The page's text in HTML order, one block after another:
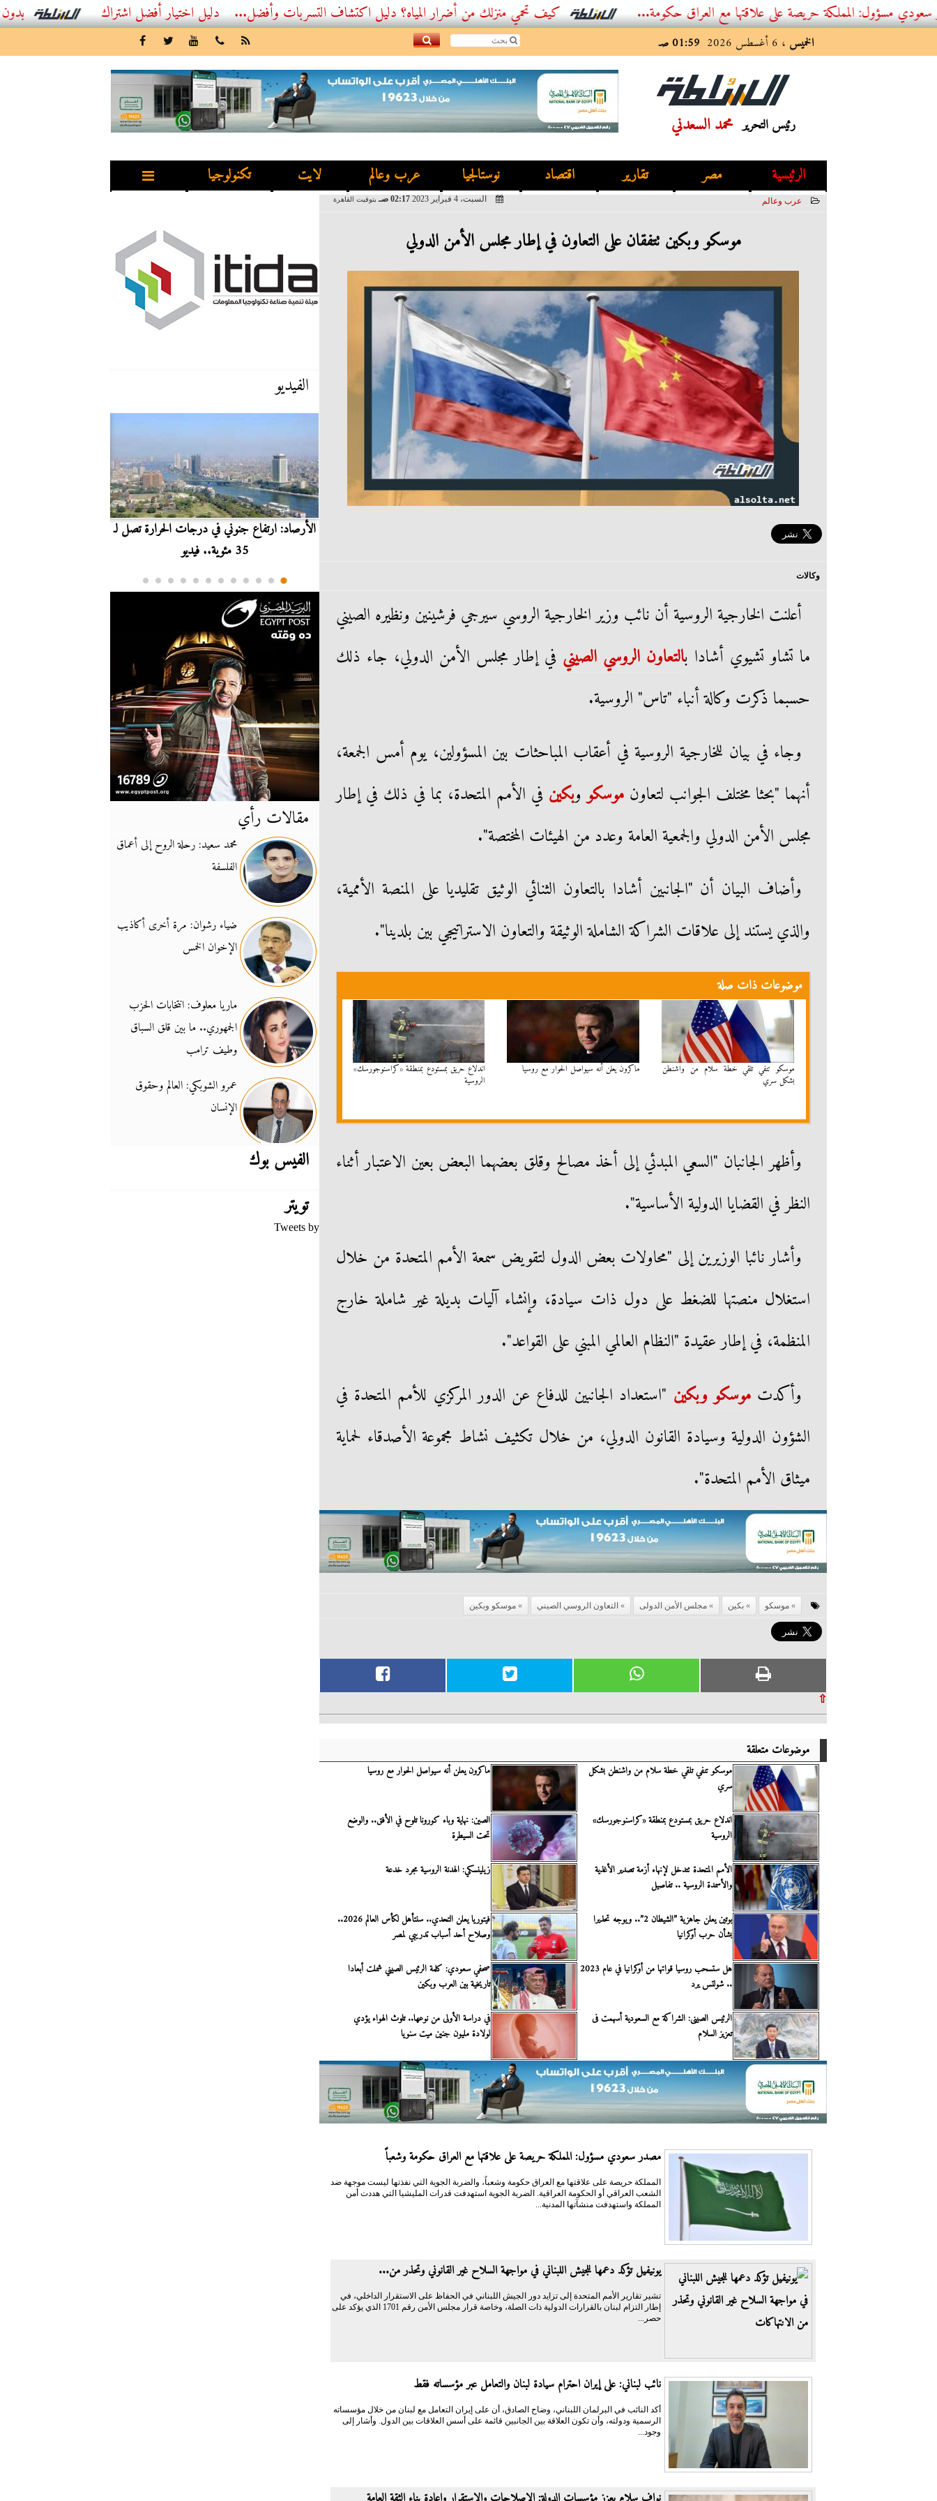
أفضل اشتراك IPTV بدون تقطيع 2026 – دليل المشاهد العصري المملكة حريصة على علاقتها مع العراق حكومة... كيف تحمي منزلك من أضرار المياه؟ دليل اكتشاف التسربات وأفضل...
الخميس ، 6 أغسطس 2026 01:59 صـ
رئيس التحرير محمد السعدني
الرئيسية مصر تقارير اقتصاد نوستالجيا عرب وعالم لايت تكنولوجيا
عرب وعالم السبت، 4 فبراير 2023 02:17 صـ بتوقيت القاهرة
موسكو وبكين تتفقان على التعاون في إطار مجلس الأمن الدولي
وكالات
أعلنت الخارجية الروسية أن نائب وزير الخارجية الروسي سيرجي فرشينين ونظيره الصيني
ما تشاو تشيوي أشادا بالتعاون الروسي الصيني في إطار مجلس الأمن الدولي، جاء ذلك
حسبما ذكرت وكالة أنباء "تاس" الروسية.
وجاء في بيان للخارجية الروسية في أعقاب المباحثات بين المسؤولين، يوم أمس الجمعة،
أنهما "بحثا مختلف الجوانب لتعاون موسكووبكين في الأمم المتحدة، بما في ذلك في إطار
مجلس الأمن الدولي والجمعية العامة وعدد من الهيئات المختصة".
وأضاف البيان أن "الجانبين أشادا بالتعاون الثنائي الوثيق تقليديا على المنصة الأممية،
والذي يستند إلى علاقات الشراكة الشاملة الوثيقة والتعاون الاستراتيجي بين بلدينا".
موضوعات ذات صلة
موسكو تنفي تلقي خطة سلام من واشنطن
بشكل سري
ماكرون يعلن أنه سيواصل الحوار مع روسيا
اندلاع حريق بمستودع بمنطقة «كراسنوجورسك»
الروسية
وأظهر الجانبان "السعي المبدئي إلى أخذ مصالح وقلق بعضهما البعض بعين الاعتبار أثناء
النظر في القضايا الدولية الأساسية".
وأشار نائبا الوزيرين إلى "محاولات بعض الدول لتقويض سمعة الأمم المتحدة من خلال
استغلال منصتها للضغط على دول ذات سيادة، وإنشاء آليات بديلة غير شاملة خارج
المنظمة، في إطار عقيدة "النظام العالمي المبني على القواعد".
وأكدتموسكو وبكين "استعداد الجانبين للدفاع عن الدور المركزي للأمم المتحدة في
الشؤون الدولية وسيادة القانون الدولي، من خلال تكثيف نشاط مجموعة الأصدقاء لحماية
ميثاق الأمم المتحدة".
موسكو بكين مجلس الأمن الدولى التعاون الروسي الصيني موسكو وبكين
⇧
موضوعات متعلقة
موسكو تنفي تلقي خطة سلام من واشنطن بشكل
سري
ماكرون يعلن أنه سيواصل الحوار مع روسيا
اندلاع حريق بمستودع بمنطقة «كراسنوجورسك»
الروسية
الصين: نهاية وباء كورونا تلوح في الأفق.. والوضع
تحت السيطرة
الأمم المتحدة تتدخل لإنهاء أزمة تصدير الأغذية
والأسمدة الروسية .. تفاصيل
زيلينسكي: الهدنة الروسية مجرد خدعة
بوتين يعلن جاهزية ”الشيطان 2”.. ويوجه تحذيرا
بشأن حرب أوكرانيا
فيتوريا يعلن التحدي.. سنتأهل لكأس العالم 2026..
وصلاح أحد أسباب تدريبي لمصر
هل ستسحب روسيا قواتها من أوكرانيا في عام 2023
.. شولتس يرد
صحفي سعودي: كلمة الرئيس الصيني شملت أبعادا
تاريخية بين العرب وبكين
الرئيس الصينى: الشراكة مع السعودية أسهمت فى
تعزيز السلام
في دراسة الأولى من نوعها.. تلوث الهواء يؤدي
لولادة مليون جنين ميت سنويا
مصدر سعودي مسؤول: المملكة حريصة على علاقتها مع العراق حكومة وشعباً
المملكة حريصة على علاقتها مع العراق حكومة وشعباً، والضربة الجوية التي نفذتها ليست موجهة ضد
الشعب العراقي أو الحكومة العراقية. الضربة الجوية استهدفت قدرات المليشيا التي هددت أمن
المملكة واستهدفت منشآتها المدنية...
يونيفيل تؤكد دعمها للجيش اللبناني في مواجهة السلاح غير القانوني وتحذر من...
تشير تقارير الأمم المتحدة إلى تزايد دور الجيش اللبناني في الحفاظ على الاستقرار الداخلي، في
إطار التزام لبنان بالقرارات الدولية ذات الصلة، وخاصة قرار مجلس الأمن رقم 1701 الذي يؤكد على
حصر...
نائب لبناني: على إيران احترام سيادة لبنان والتعامل عبر مؤسساته فقط
أكد النائب في البرلمان اللبناني، وضاح الصادق، أن على إيران التعامل مع لبنان من خلال مؤسساته
الرسمية ودولته، وأن تكون العلاقة بين الجانبين قائمة على أسس العلاقات بين الدول. وأشار إلى
وجود...
الفيديو
الأرصاد: ارتفاع جنوني في درجات الحرارة تصل لـ
35 مئوية.. فيديو
مقالات رأي
محمد سعيد: رحلة الروح إلى أعماق
الفلسفة
ضياء رشوان: مرة أخرى أكاذيب
الإخوان الخمس
ماريا معلوف: انتخابات الحزب
الجمهوري.. ما بين قلق السباق
وطيف ترامب
عمرو الشوبكي: العالم وحقوق
الإنسان
الفيس بوك
تويتر
Tweets by